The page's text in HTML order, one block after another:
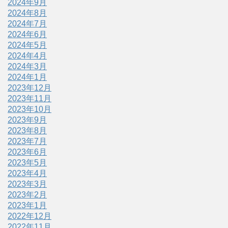
2024年9月
2024年8月
2024年7月
2024年6月
2024年5月
2024年4月
2024年3月
2024年1月
2023年12月
2023年11月
2023年10月
2023年9月
2023年8月
2023年7月
2023年6月
2023年5月
2023年4月
2023年3月
2023年2月
2023年1月
2022年12月